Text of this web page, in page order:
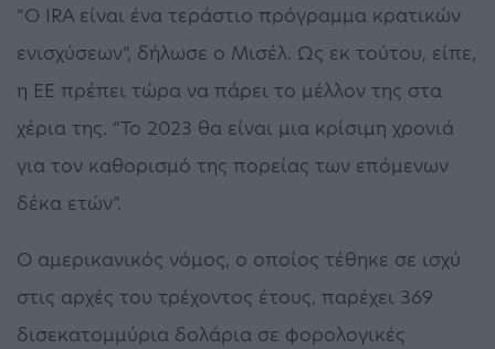
“Ο IRA είναι ένα τεράστιο πρόγραμμα κρατικών
ενισχύσεων”, δήλωσε ο Μισέλ. Ως εκ τούτου, είπε,
η ΕΕ πρέπει τώρα να πάρει το μέλλον της στα
χέρια της. “Το 2023 θα είναι μια κρίσιμη χρονιά
για τον καθορισμό της πορείας των επόμενων
δέκα ετών”.
Ο αμερικανικός νόμος, ο οποίος τέθηκε σε ισχύ
στις αρχές του τρέχοντος έτους, παρέχει 369
δισεκατομμύρια δολάρια σε φορολογικές